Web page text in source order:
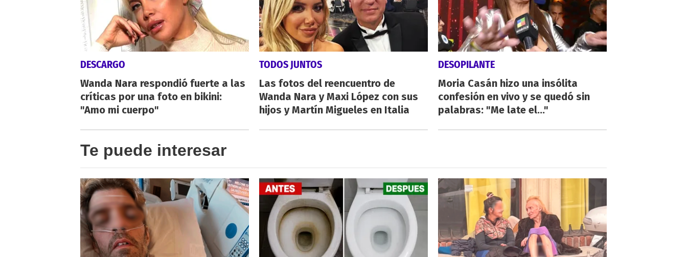
DESCARGO
Wanda Nara respondió fuerte a las
críticas por una foto en bikini:
"Amo mi cuerpo"
TODOS JUNTOS
Las fotos del reencuentro de
Wanda Nara y Maxi López con sus
hijos y Martín Migueles en Italia
DESOPILANTE
Moria Casán hizo una insólita
confesión en vivo y se quedó sin
palabras: "Me late el..."
Te puede interesar